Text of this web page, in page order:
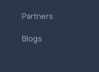
Partners
Blogs